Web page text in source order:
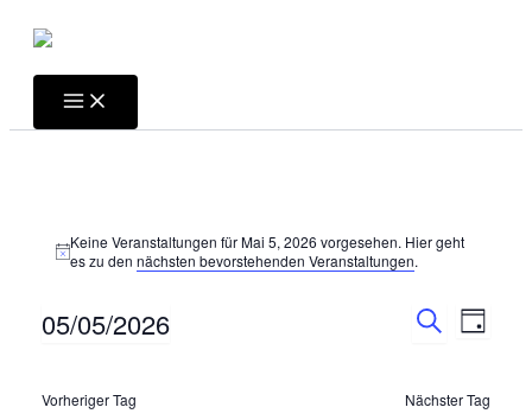
Inhalt
springen
Main
Menu
Hinweis
Keine Veranstaltungen für Mai 5, 2026 vorgesehen. Hier geht
es zu dennächsten bevorstehenden Veranstaltungen.
Suche
Tag
05/05/2026
Vorheriger Tag Nächster Tag